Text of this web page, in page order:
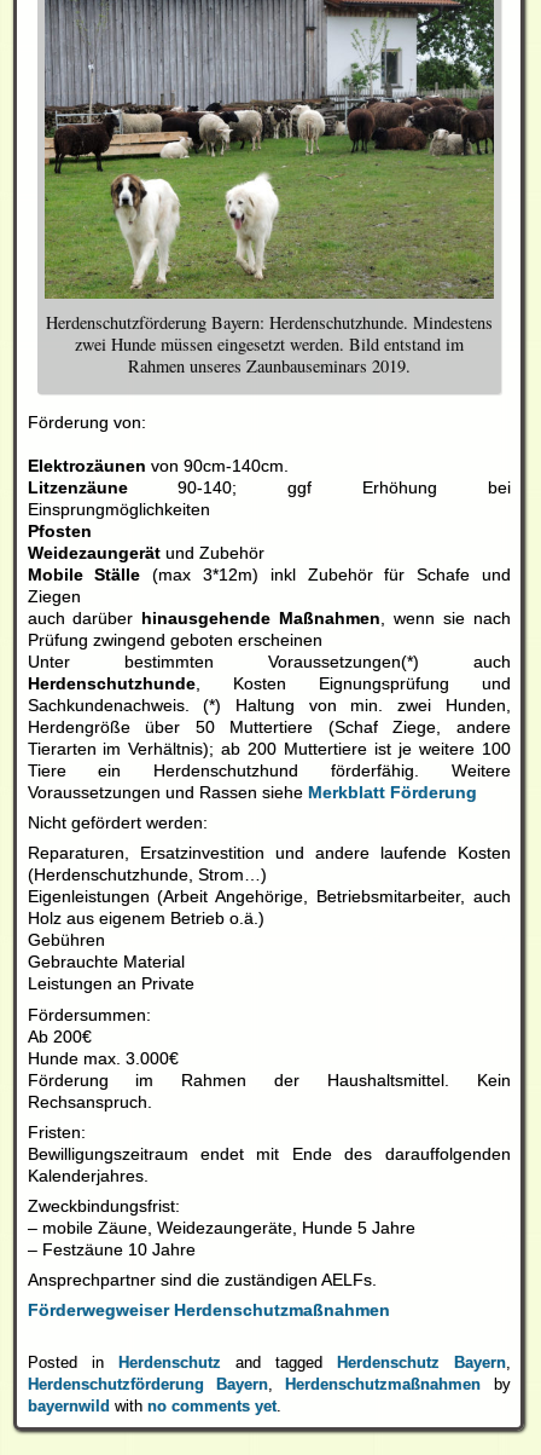
Herdenschutzförderung Bayern: Herdenschutzhunde. Mindestens
zwei Hunde müssen eingesetzt werden. Bild entstand im
Rahmen unseres Zaunbauseminars 2019.
Förderung von:
Elektrozäunen von 90cm-140cm.
Litzenzäune90-140; ggf Erhöhung bei
Einsprungmöglichkeiten
Pfosten
Weidezaungerätund Zubehör
Mobile Ställe (max 3*12m) inkl Zubehör für Schafe und
Ziegen
auch darüber hinausgehende Maßnahmen , wenn sie nach
Prüfung zwingend geboten erscheinen
Unter bestimmten Voraussetzungen(*) auch
Herdenschutzhunde, Kosten Eignungsprüfung und
Sachkundenachweis. (*) Haltung von min. zwei Hunden,
Herdengröße über 50 Muttertiere (Schaf Ziege, andere
Tierarten im Verhältnis); ab 200 Muttertiere ist je weitere 100
Tiere ein Herdenschutzhund förderfähig. Weitere
Voraussetzungen und Rassen siehe Merkblatt Förderung
Nicht gefördert werden:
Reparaturen, Ersatzinvestition und andere laufende Kosten
(Herdenschutzhunde, Strom…)
Eigenleistungen (Arbeit Angehörige, Betriebsmitarbeiter, auch
Holz aus eigenem Betrieb o.ä.)
Gebühren
Gebrauchte Material
Leistungen an Private
Fördersummen:
Ab 200€
Hunde max. 3.000€
Förderung im Rahmen der Haushaltsmittel. Kein
Rechsanspruch.
Fristen:
Bewilligungszeitraum endet mit Ende des darauffolgenden
Kalenderjahres.
Zweckbindungsfrist:
– mobile Zäune, Weidezaungeräte, Hunde 5 Jahre
– Festzäune 10 Jahre
Ansprechpartner sind die zuständigen AELFs.
Förderwegweiser Herdenschutzmaßnahmen
Posted in Herdenschutz and tagged Herdenschutz Bayern,
Herdenschutzförderung Bayern ,Herdenschutzmaßnahmen by
bayernwild with no comments yet.